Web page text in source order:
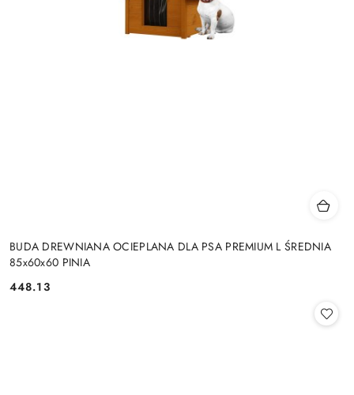
BUDA DREWNIANA OCIEPLANA DLA PSA PREMIUM L ŚREDNIA
85x60x60 PINIA
Cena:
448.13